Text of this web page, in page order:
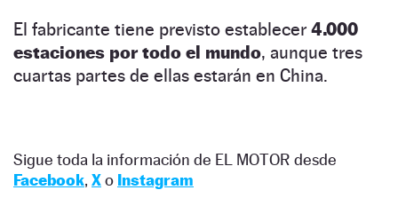
El fabricante tiene previsto establecer 4.000
estaciones por todo el mundo, aunque tres
cuartas partes de ellas estarán en China.
Sigue toda la información de EL MOTOR desde
Facebook, Xo Instagram